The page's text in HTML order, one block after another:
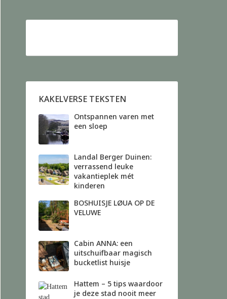
KAKELVERSE TEKSTEN
Ontspannen varen met
een sloep
Landal Berger Duinen:
verrassend leuke
vakantieplek mét
kinderen
BOSHUISJE LØUA OP DE
VELUWE
Cabin ANNA: een
uitschuifbaar magisch
bucketlist huisje
Hattem – 5 tips waardoor
je deze stad nooit meer